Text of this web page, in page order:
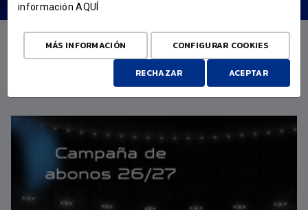
informaciónAQUÍ
MÁS INFORMACIÓN CONFIGURAR COOKIES
RECHAZAR ACEPTAR